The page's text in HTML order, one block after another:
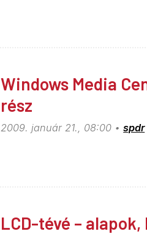
Windows Media
rész
2009. január 21., 08:00 spdr
LCD-tévé –